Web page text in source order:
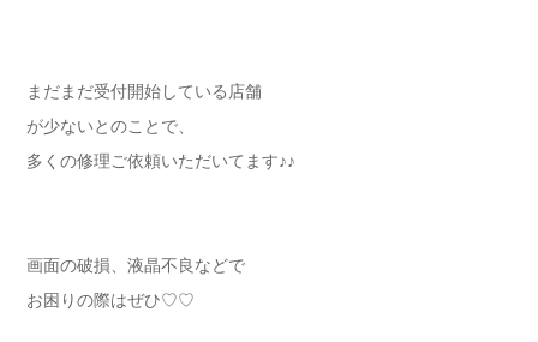
まだまだ受付開始している店舗
が少ないとのことで、
多くの修理ご依頼いただいてます♪♪
画面の破損、液晶不良などで
お困りの際はぜひ♡♡